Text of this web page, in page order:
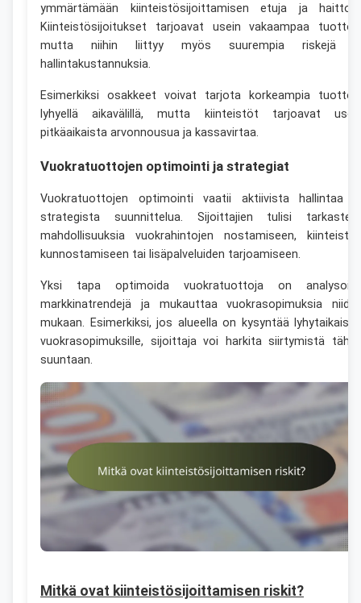
ymmärtämään kiinteistösijoittamisen etuja ja
Kiinteistösijoitukset tarjoavat usein vakaampaa
mutta niihin liittyy myös suurempia riskejä
hallintakustannuksia.
Esimerkiksi osakkeet voivat tarjota korkeampia
lyhyellä aikavälillä, mutta kiinteistöt tarjoavat
pitkäaikaista arvonnousua ja kassavirtaa.
Vuokratuottojen optimointi ja strategiat
Vuokratuottojen optimointi vaatii aktiivista hallintaa
strategista suunnittelua. Sijoittajien tulisi
mahdollisuuksia vuokrahintojen nostamiseen,
kunnostamiseen tai lisäpalveluiden tarjoamiseen.
Yksi tapa optimoida vuokratuottoja on
markkinatrendejä ja mukauttaa vuokrasopimuksia
mukaan. Esimerkiksi, jos alueella on kysyntää
vuokrasopimuksille, sijoittaja voi harkita siirtymistä
suuntaan.
Mitkä ovat kiinteistösijoittamisen riskit?